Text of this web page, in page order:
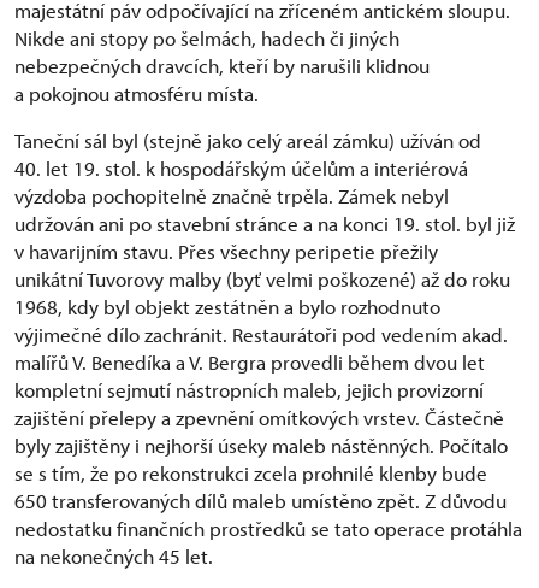
majestátní páv odpočívající na zříceném antickém sloupu.
Nikde ani stopy po šelmách, hadech či jiných
nebezpečných dravcích, kteří by narušili klidnou
a pokojnou atmosféru místa.
Taneční sál byl (stejně jako celý areál zámku) užíván od
40. let 19. stol. k hospodářským účelům a interiérová
výzdoba pochopitelně značně trpěla. Zámek nebyl
udržován ani po stavební stránce a na konci 19. stol. byl již
v havarijním stavu. Přes všechny peripetie přežily
unikátní Tuvorovy malby (byť velmi poškozené) až do roku
1968, kdy byl objekt zestátněn a bylo rozhodnuto
výjimečné dílo zachránit. Restaurátoři pod vedením akad.
malířů V. Benedíka a V. Bergra provedli během dvou let
kompletní sejmutí nástropních maleb, jejich provizorní
zajištění přelepy a zpevnění omítkových vrstev. Částečně
byly zajištěny i nejhorší úseky maleb nástěnných. Počítalo
se s tím, že po rekonstrukci zcela prohnilé klenby bude
650 transferovaných dílů maleb umístěno zpět. Z důvodu
nedostatku finančních prostředků se tato operace protáhla
na nekonečných 45 let.